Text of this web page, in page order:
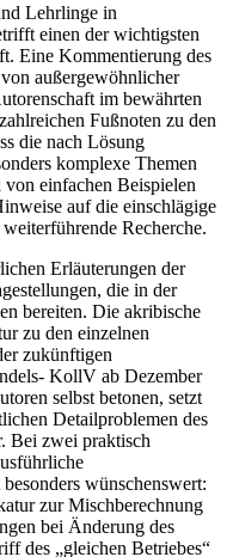
Lehrlinge in
einen der wichtigsten
Eine Kommentierung des
außergewöhnlicher
im bewährten
Fußnoten zu den
die nach Lösung
komplexe Themen
einfachen Beispielen
auf die einschlägige
Recherche.
Erläuterungen der
die in der
bereiten. Die akribische
zu den einzelnen
zukünftigen
KollV ab Dezember
selbst betonen, setzt
Detailproblemen des
Bei zwei praktisch
wünschenswert:
zur Mischberechnung
bei Änderung des
des „gleichen Betriebes“